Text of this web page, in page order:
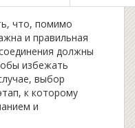
что, помимо
и правильная
должны
избежать
выбор
к которому
и